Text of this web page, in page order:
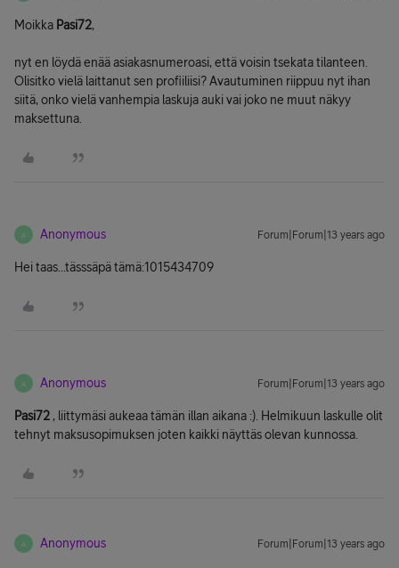
Moikka Pasi72,
nyt en löydä enää asiakasnumeroasi, että voisin tsekata tilanteen.
Olisitko vielä laittanut sen profiiliisi? Avautuminen riippuu nyt ihan
siitä, onko vielä vanhempia laskuja auki vai joko ne muut näkyy
maksettuna.
A Anonymous Forum|Forum|13 years ago
Hei taas...tässsäpä tämä:1015434709
A Anonymous Forum|Forum|13 years ago
Pasi72 , liittymäsi aukeaa tämän illan aikana :). Helmikuun laskulle olit
tehnyt maksusopimuksen joten kaikki näyttäs olevan kunnossa.
A Anonymous Forum|Forum|13 years ago